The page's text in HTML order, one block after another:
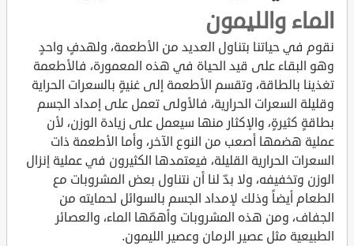
الماء والليمون
نقوم في حياتنا بتناول العديد من الأطعمة، ولهدفٍ واحدٍ
وهو البقاء على قيد الحياة في هذه المعمورة، فالأطعمة
تغذينا بالطاقة، وتقسم الأطعمة إلى غنيةٍ بالسعرات الحراية
وقليلة السعرات الحرارية، فالأولى تعمل على إمداد الجسم
بطاقةٍ كثيرةٍ، والإكثار منها سيعمل على زيادة الوزن، لأن
عملية هضمها أصعب من النوع الآخر، وأما الأطعمة ذات
السعرات الحرارية القليلة، فيعتمدها الكثيرون في عملية إنزال
الوزن وتخفيفه، ولا بدّ لنا أن نتناول بعض المشروبات مع
الطعام أيضاً وذلك لإمداد الجسم بالسوائل لحمايته من
الجفاف، ومن هذه المشروبات وأهمّها الماء، والعصائر
الطبيعية مثل عصير الرمان وعصير الليمون.